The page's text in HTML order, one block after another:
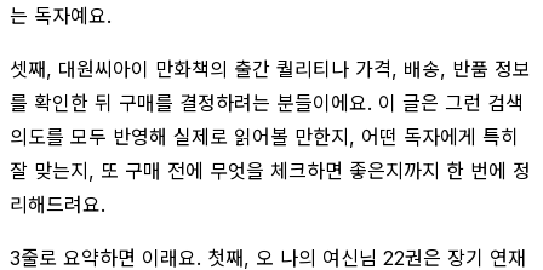
는 독자예요.
셋째, 대원씨아이 만화책의 출간 퀄리티나 가격, 배송, 반품 정보
를 확인한 뒤 구매를 결정하려는 분들이에요. 이 글은 그런 검색
의도를 모두 반영해 실제로 읽어볼 만한지, 어떤 독자에게 특히
잘 맞는지, 또 구매 전에 무엇을 체크하면 좋은지까지 한 번에 정
리해드려요.
3줄로 요약하면 이래요. 첫째, 오 나의 여신님 22권은 장기 연재